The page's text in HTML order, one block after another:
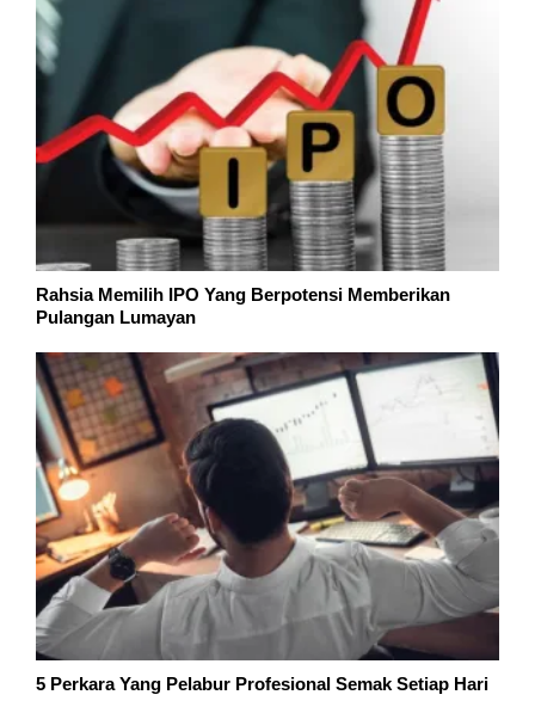
Rahsia Memilih IPO Yang Berpotensi Memberikan
Pulangan Lumayan
5 Perkara Yang Pelabur Profesional Semak Setiap Hari